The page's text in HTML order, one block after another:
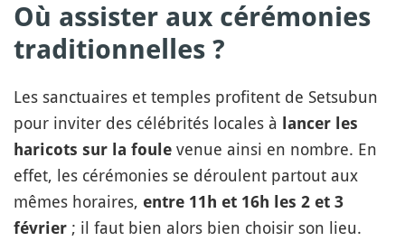
Où assister aux cérémonies
traditionnelles ?
Les sanctuaires et temples profitent de Setsubun
pour inviter des célébrités locales à lancer les
haricots sur la foule venue ainsi en nombre. En
effet, les cérémonies se déroulent partout aux
mêmes horaires, entre 11h et 16h les 2 et 3
février ; il faut bien alors bien choisir son lieu.